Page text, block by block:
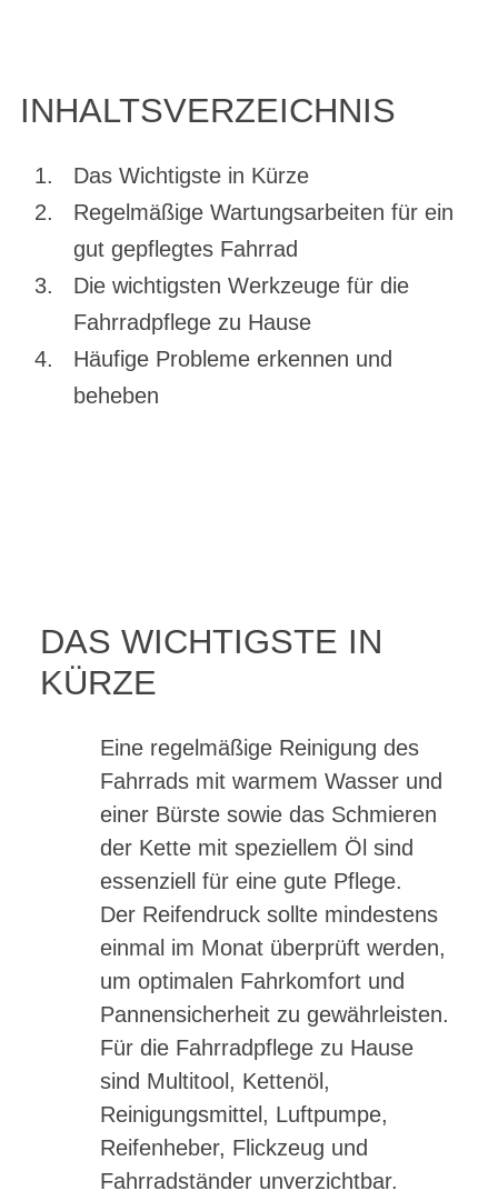
INHALTSVERZEICHNIS
Das Wichtigste in Kürze
Regelmäßige Wartungsarbeiten für ein
gut gepflegtes Fahrrad
Die wichtigsten Werkzeuge für die
Fahrradpflege zu Hause
Häufige Probleme erkennen und
beheben
DAS WICHTIGSTE IN
KÜRZE
Eine regelmäßige Reinigung des
Fahrrads mit warmem Wasser und
einer Bürste sowie das Schmieren
der Kette mit speziellem Öl sind
essenziell für eine gute Pflege.
Der Reifendruck sollte mindestens
einmal im Monat überprüft werden,
um optimalen Fahrkomfort und
Pannensicherheit zu gewährleisten.
Für die Fahrradpflege zu Hause
sind Multitool, Kettenöl,
Reinigungsmittel, Luftpumpe,
Reifenheber, Flickzeug und
Fahrradständer unverzichtbar.